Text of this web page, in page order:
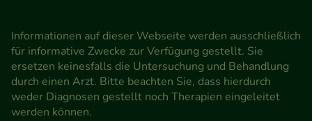
Informationen auf dieser Webseite werden ausschließlich
für informative Zwecke zur Verfügung gestellt. Sie
ersetzen keinesfalls die Untersuchung und Behandlung
durch einen Arzt. Bitte beachten Sie, dass hierdurch
weder Diagnosen gestellt noch Therapien eingeleitet
werden können.